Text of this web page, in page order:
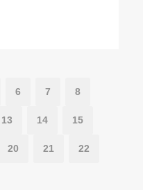
6 7 8
13 14 15
20 21 22